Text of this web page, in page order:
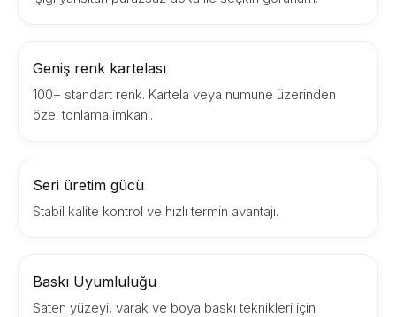
Geniş renk kartelası
100+ standart renk. Kartela veya numune üzerinden
özel tonlama imkanı.
Seri üretim gücü
Stabil kalite kontrol ve hızlı termin avantajı.
Baskı Uyumluluğu
Saten yüzeyi, varak ve boya baskı teknikleri için